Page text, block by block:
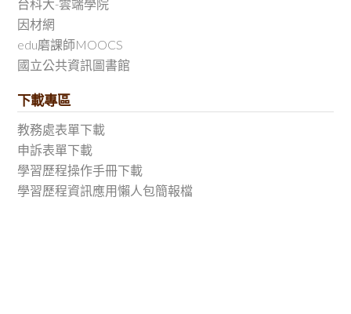
台科大-雲端學院
因材網
edu磨課師MOOCS
國立公共資訊圖書館
下載專區
教務處表單下載
申訴表單下載
學習歷程操作手冊下載
學習歷程資訊應用懶人包簡報檔